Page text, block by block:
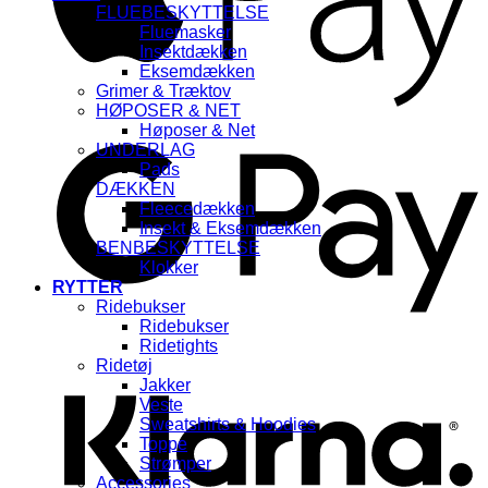
FLUEBESKYTTELSE
Fluemasker
Insektdækken
Eksemdækken
Grimer & Træktov
HØPOSER & NET
Høposer & Net
UNDERLAG
Pads
DÆKKEN
Fleecedækken
Insekt & Eksemdækken
BENBESKYTTELSE
Klokker
RYTTER
Ridebukser
Ridebukser
Ridetights
Ridetøj
Jakker
Veste
Sweatshirts & Hoodies
Toppe
Strømper
Accessories